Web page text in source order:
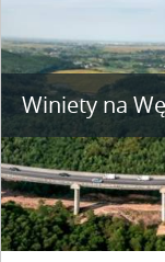
Winiety na